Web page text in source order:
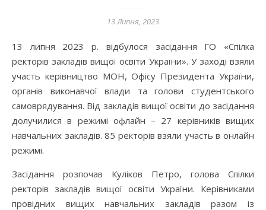
13 Липня, 2023
13 липня 2023 р. відбулося засідання ГО «Спілка
ректорів закладів вищої освіти України». У заході взяли
участь керівництво МОН, Офісу Президента України,
органів виконавчої влади та голови студентського
самоврядування. Від закладів вищої освіти до засідання
долучилися в режимі офлайн – 27 керівників вищих
навчальних закладів. 85 ректорів взяли участь в онлайн
режимі.
Засідання розпочав Куліков Петро, голова Спілки
ректорів закладів вищої освіти України. Керівниками
провідних вищих навчальних закладів разом із